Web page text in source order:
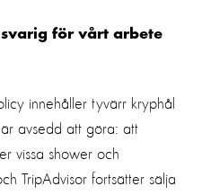
för vårt arbete
innehåller tyvärr kryphål
avsedd att göra: att
vissa shower och
TripAdvisor fortsätter sälja